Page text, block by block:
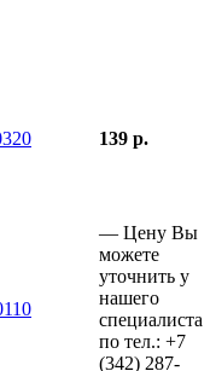
139 р.
— Цену Вы
можете
уточнить у
нашего
специалиста
по тел.: +7
(342) 287-